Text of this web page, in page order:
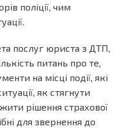
поліції, чим
послуг юриста з ДТП,
питань про те,
на місці події, які
як стягнути
рішення страхової
для звернення до